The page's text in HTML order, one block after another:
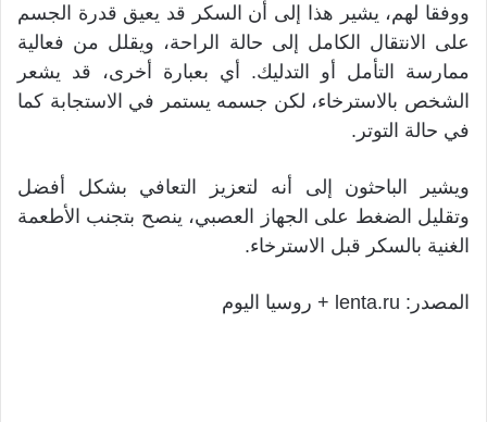
ووفقا لهم، يشير هذا إلى أن السكر قد يعيق قدرة الجسم
على الانتقال الكامل إلى حالة الراحة، ويقلل من فعالية
ممارسة التأمل أو التدليك. أي بعبارة أخرى، قد يشعر
الشخص بالاسترخاء، لكن جسمه يستمر في الاستجابة كما
في حالة التوتر.
ويشير الباحثون إلى أنه لتعزيز التعافي بشكل أفضل
وتقليل الضغط على الجهاز العصبي، ينصح بتجنب الأطعمة
الغنية بالسكر قبل الاسترخاء.
المصدر: lenta.ru + روسيا اليوم